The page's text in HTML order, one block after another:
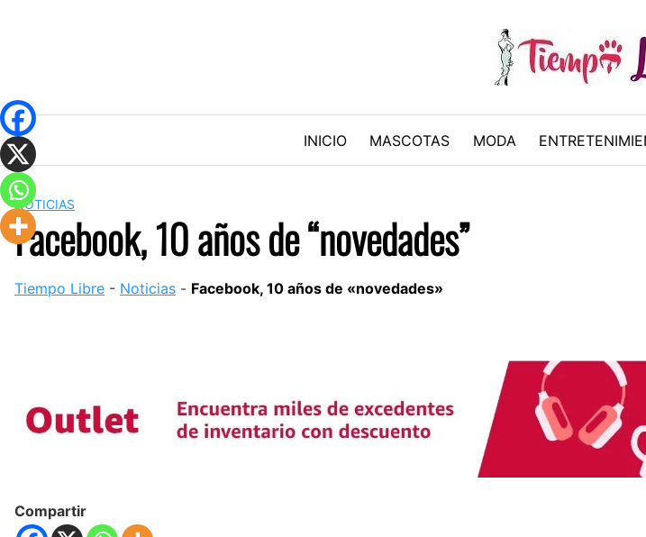
INICIO MASCOTAS MODA
NOTICIAS
Facebook, 10 años de “novedades”
Tiempo Libre - Noticias - Facebook, 10 años de «novedades»
Compartir